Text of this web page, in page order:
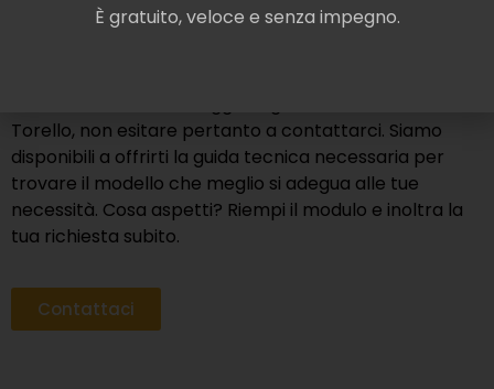
affidamento su prodotti sicuri e durevoli, ideali per
ottimizzare le prestazioni e il potenziale dei tuoi
Torello, non esitare pertanto a contattarci. Siamo
disponibili a offrirti la guida tecnica necessaria per
trovare il modello che meglio si adegua alle tue
necessità. Cosa aspetti? Riempi il modulo e inoltra la
tua richiesta subito.
Contattaci
È gratuito, veloce e senza impegno.